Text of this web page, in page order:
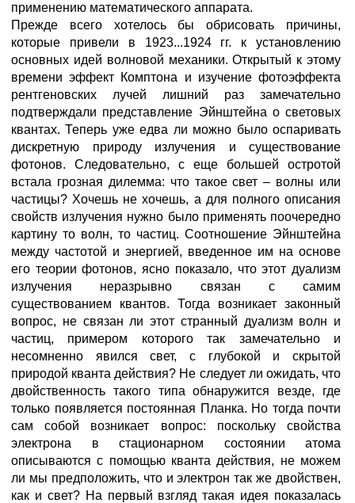
применению математического аппарата.
Прежде всего хотелось бы обрисовать причины,
которые привели в 1923...1924 гг. к установлению
основных идей волновой механики. Открытый к этому
времени эффект Комптона и изучение фотоэффекта
рентгеновских лучей лишний раз замечательно
подтверждали представление Эйнштейна о световых
квантах. Теперь уже едва ли можно было оспаривать
дискретную природу излучения и существование
фотонов. Следовательно, с еще большей остротой
встала грозная дилемма: что такое свет – волны или
частицы? Хочешь не хочешь, а для полного описания
свойств излучения нужно было применять поочередно
картину то волн, то частиц. Соотношение Эйнштейна
между частотой и энергией, введенное им на основе
его теории фотонов, ясно показало, что этот дуализм
излучения неразрывно связан с самим
существованием квантов. Тогда возникает законный
вопрос, не связан ли этот странный дуализм волн и
частиц, примером которого так замечательно и
несомненно явился свет, с глубокой и скрытой
природой кванта действия? Не следует ли ожидать, что
двойственность такого типа обнаружится везде, где
только появляется постоянная Планка. Но тогда почти
сам собой возникает вопрос: поскольку свойства
электрона в стационарном состоянии атома
описываются с помощью кванта действия, не можем
ли мы предположить, что и электрон так же двойствен,
как и свет? На первый взгляд такая идея показалась